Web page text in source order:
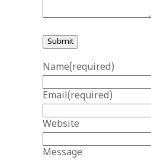
Submit
Name(required)
Email(required)
Website
Message